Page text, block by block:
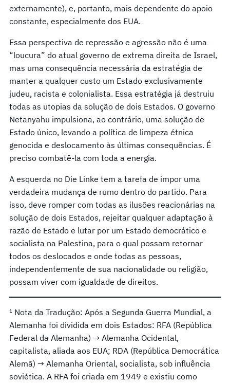
externamente), e, portanto, mais dependente do apoio
constante, especialmente dos EUA.
Essa perspectiva de repressão e agressão não é uma
“loucura” do atual governo de extrema direita de Israel,
mas uma consequência necessária da estratégia de
manter a qualquer custo um Estado exclusivamente
judeu, racista e colonialista. Essa estratégia já destruiu
todas as utopias da solução de dois Estados. O governo
Netanyahu impulsiona, ao contrário, uma solução de
Estado único, levando a política de limpeza étnica
genocida e deslocamento às últimas consequências. É
preciso combatê-la com toda a energia.
A esquerda no Die Linke tem a tarefa de impor uma
verdadeira mudança de rumo dentro do partido. Para
isso, deve romper com todas as ilusões reacionárias na
solução de dois Estados, rejeitar qualquer adaptação à
razão de Estado e lutar por um Estado democrático e
socialista na Palestina, para o qual possam retornar
todos os deslocados e onde todas as pessoas,
independentemente de sua nacionalidade ou religião,
possam viver com igualdade de direitos.
¹ Nota da Tradução: Após a Segunda Guerra Mundial, a
Alemanha foi dividida em dois Estados: RFA (República
Federal da Alemanha) → Alemanha Ocidental,
capitalista, aliada aos EUA; RDA (República Democrática
Alemã) → Alemanha Oriental, socialista, sob influência
soviética. A RFA foi criada em 1949 e existiu como